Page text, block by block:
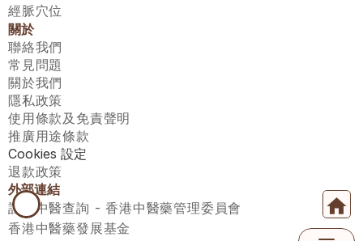
經脈穴位
關於
聯絡我們
常見問題
關於我們
隱私政策
使用條款及免責聲明
推廣用途條款
Cookies 設定
退款政策
外部連結
註冊中醫查詢 - 香港中醫藥管理委員會
香港中醫藥發展基金